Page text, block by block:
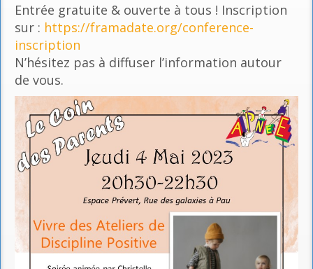
Entrée gratuite & ouverte à tous ! Inscription
sur : https://framadate.org/conference-
inscription
N’hésitez pas à diffuser l’information autour
de vous.